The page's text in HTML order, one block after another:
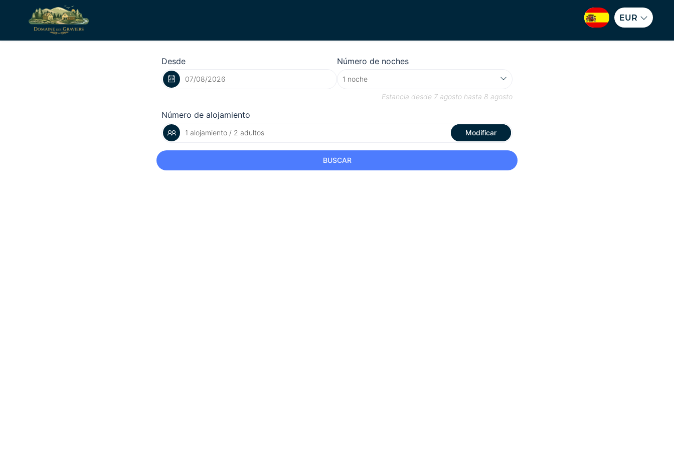
EUR
Desde Número de noches
Estancia desde 7 agosto hasta 8 agosto
Número de alojamiento
1 alojamiento / 2 adultos Modificar